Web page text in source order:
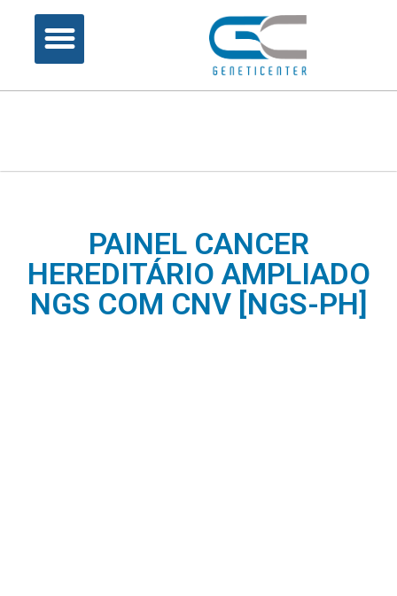
PAINEL CANCER
HEREDITÁRIO AMPLIADO
NGS COM CNV [NGS-PH]